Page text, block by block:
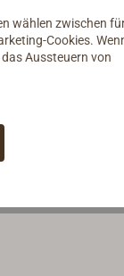
wählen zwischen
Cookies.
Aussteuern von